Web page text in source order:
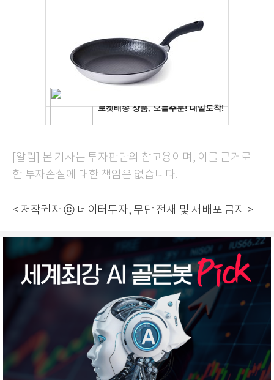
[알림] 본 기사는 투자판단의 참고용이며, 이를 근거로
한 투자손실에 대한 책임은 없습니다.
< 저작권자 ⓒ 데이터투자, 무단 전재 및 재배포 금지 >